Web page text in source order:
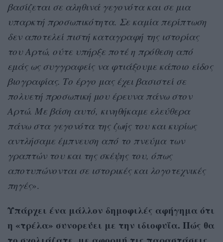
βασίζεται σε αληθινά γεγονότα και σε μια
υπαρκτή προσωπικότητα. Σε καμία περίπτωση
δεν αποτελεί πιστή καταγραφή της ιστορίας
του Αρτώ, ούτε υπήρξε ποτέ η πρόθεση από
εμάς ως συγγραφείς να φτιάξουμε κάποιο είδος
βιογραφίας. Το έργο μας έχει βασιστεί σε
πολυετή προσωπική μου έρευνα πάνω στον
Αρτώ. Με βάση αυτό, κινηθήκαμε ελεύθερα
πάνω στα γεγονότα της ζωής του και κυρίως
αντλήσαμε έμπνευση από το πνεύμα των
γραπτών του και της σκέψης του, όπως
αποτυπώνονται σε ιστορικές και λογοτεχνικές
πηγές».
Υπάρχει ένα μάλλον δημοφιλές αφήγημα ότι
η «τρέλα» συνορεύει με την ιδιοφυΐα. Πώς θα